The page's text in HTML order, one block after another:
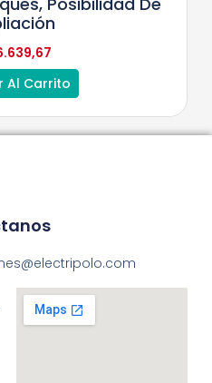
Al Carrito